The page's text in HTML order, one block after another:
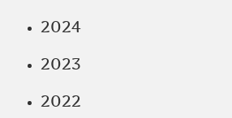
2024
2023
2022